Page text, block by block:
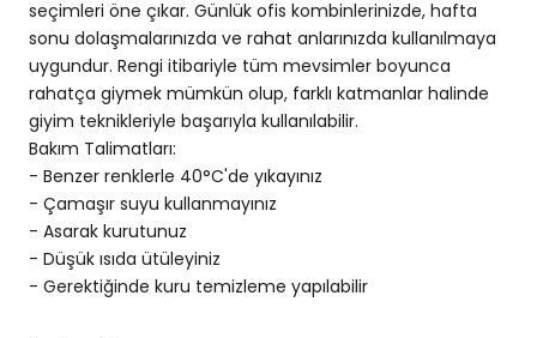
seçimleri öne çıkar. Günlük ofis kombinlerinizde, hafta
sonu dolaşmalarınızda ve rahat anlarınızda kullanılmaya
uygundur. Rengi itibariyle tüm mevsimler boyunca
rahatça giymek mümkün olup, farklı katmanlar halinde
giyim teknikleriyle başarıyla kullanılabilir.
Bakım Talimatları:
- Benzer renklerle 40°C'de yıkayınız
- Çamaşır suyu kullanmayınız
- Asarak kurutunuz
- Düşük ısıda ütüleyiniz
- Gerektiğinde kuru temizleme yapılabilir